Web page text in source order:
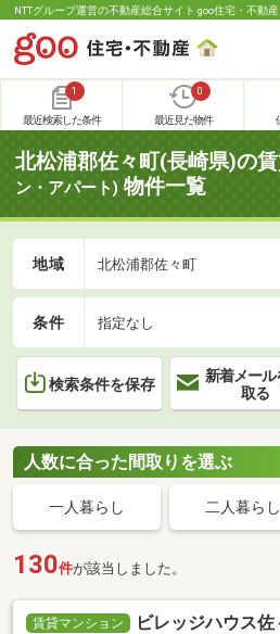
NTTグループ運営の不動産総合サイト goo住宅・不動産
1
最近検索した条件
0
最近見た物件
北松浦郡佐々町(長崎県)の
ン・アパート) 物件一覧
地域 北松浦郡佐々町
条件 指定なし
検索条件を保存
新着メール
取る
人数に合った間取りを選ぶ
一人暮らし 二人暮らし
130件が該当しました。
賃貸マンション ビレッジハウス